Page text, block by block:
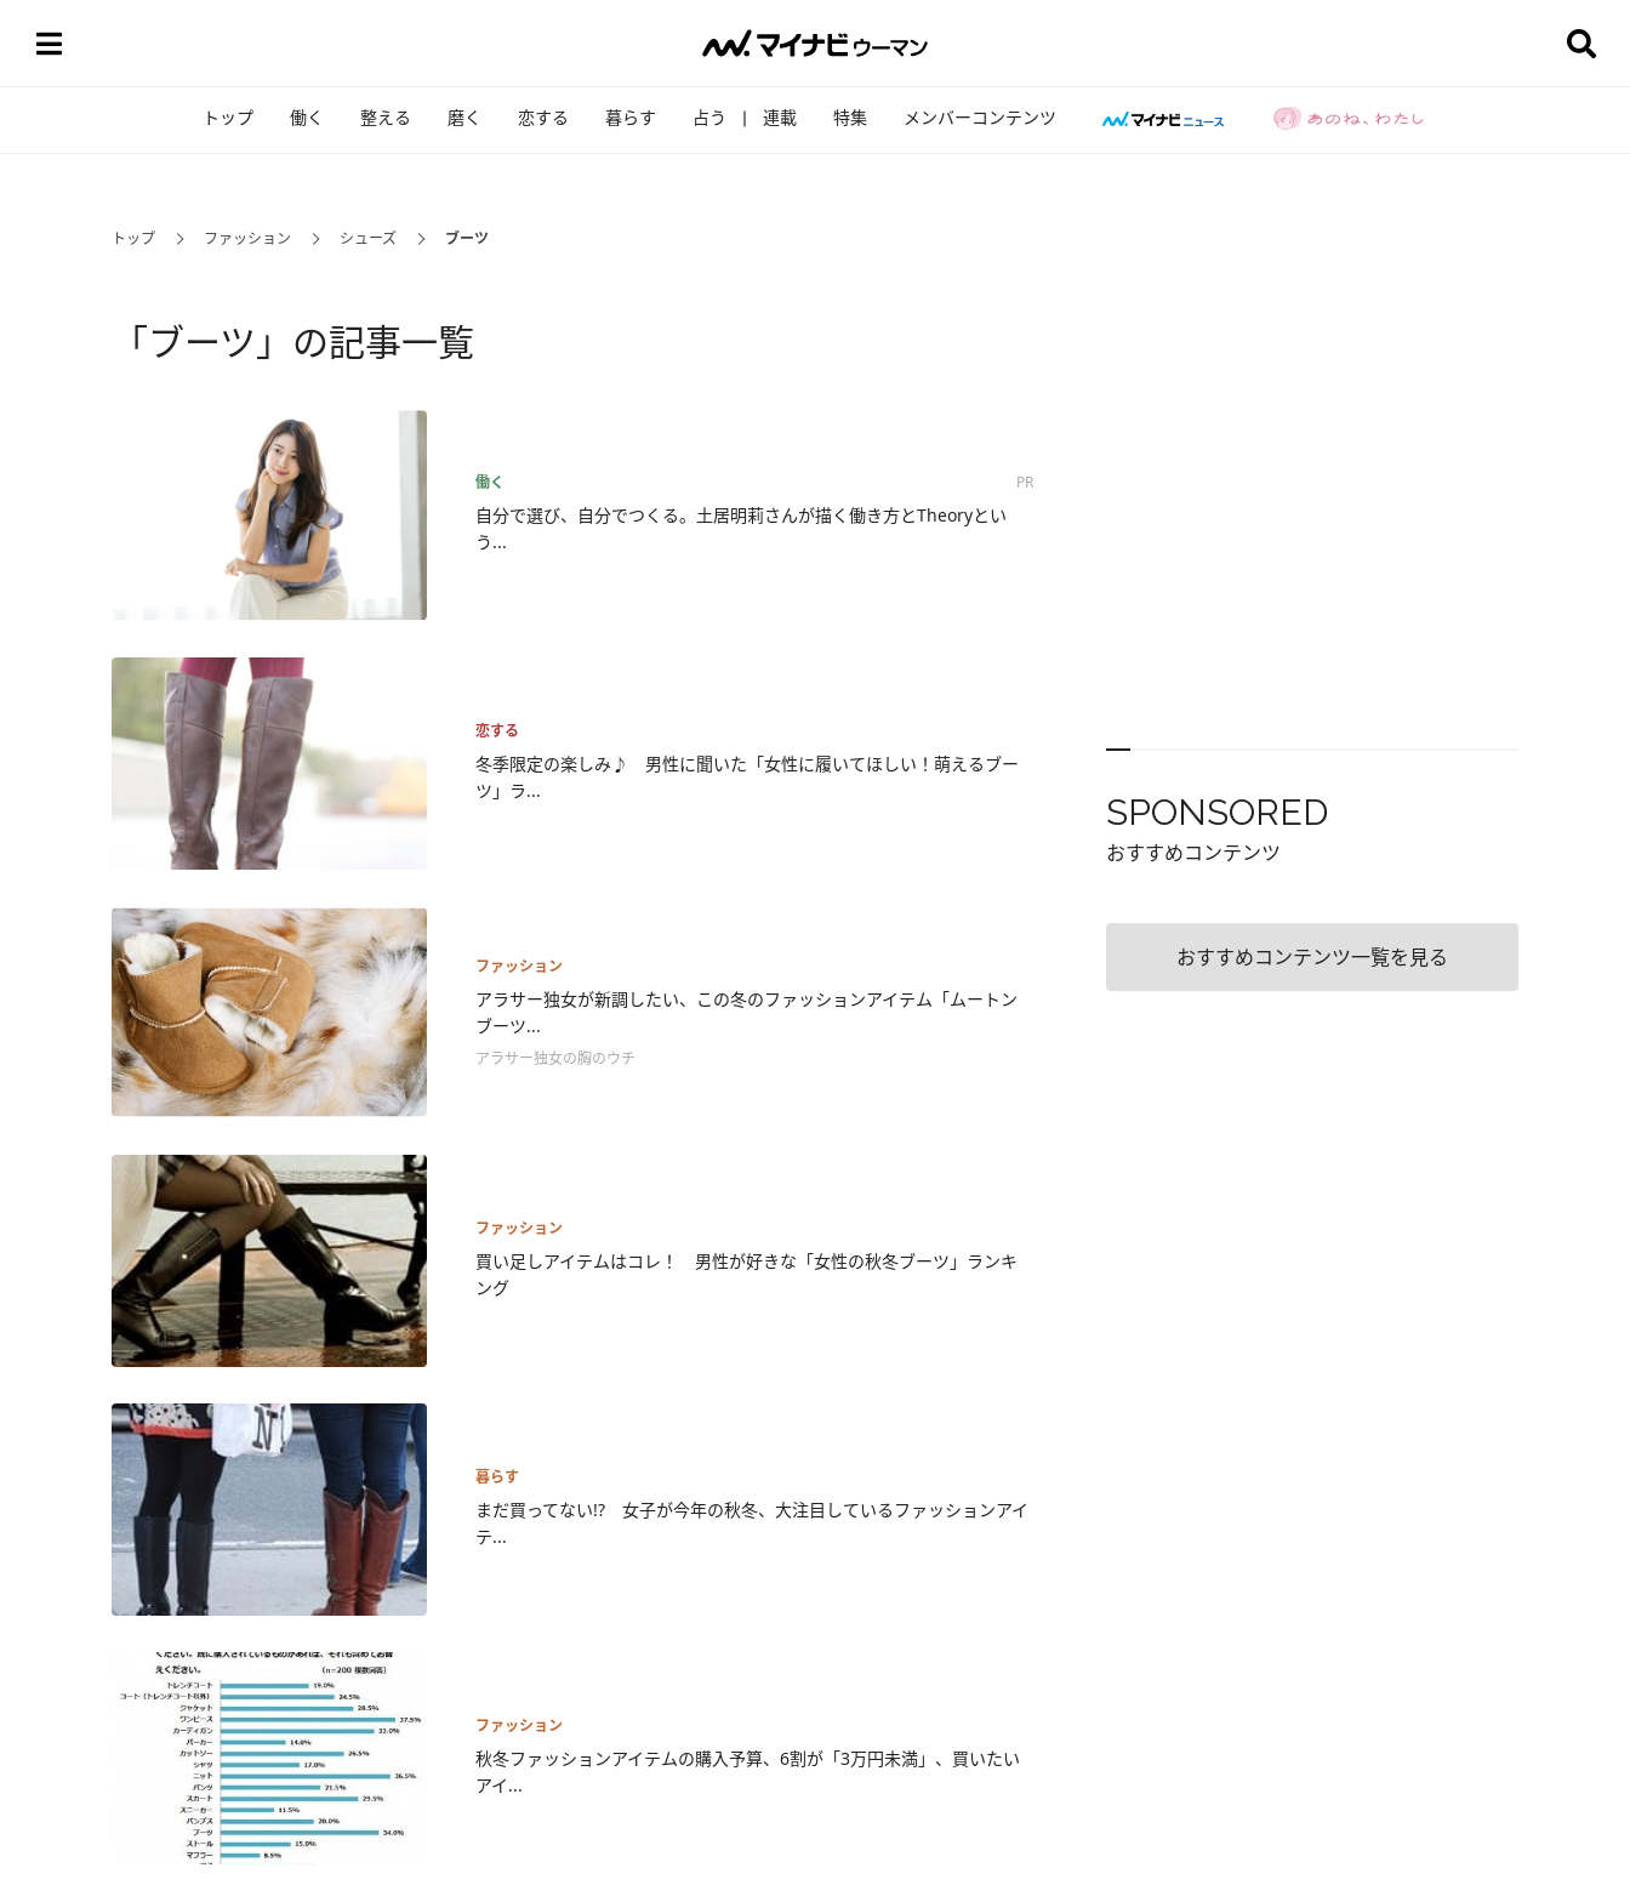
トップ 働く 整える 磨く 恋する 暮らす 占う 連載 特集 メンバーコンテンツ
トップ ファッション シューズ ブーツ
「ブーツ」の記事一覧
働く PR
自分で選び、自分でつくる。土居明莉さんが描く働き方とTheoryとい
う...
恋する
冬季限定の楽しみ♪ 男性に聞いた「女性に履いてほしい！萌えるブー
ツ」ラ...
ファッション
アラサー独女が新調したい、この冬のファッションアイテム「ムートン
ブーツ...
アラサー独女の胸のウチ
ファッション
買い足しアイテムはコレ！ 男性が好きな「女性の秋冬ブーツ」ランキ
ング
暮らす
まだ買ってない!? 女子が今年の秋冬、大注目しているファッションアイ
テ...
ファッション
秋冬ファッションアイテムの購入予算、6割が「3万円未満」、買いたい
アイ...
SPONSORED
おすすめコンテンツ
おすすめコンテンツ一覧を見る